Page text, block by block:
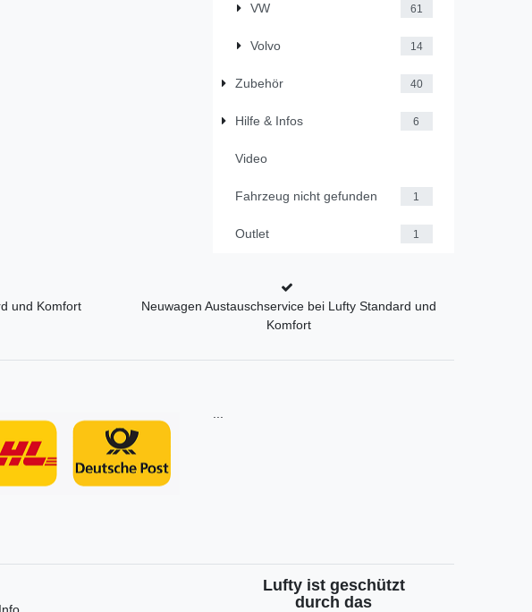
VW 61
Volvo 14
Zubehör 40
Hilfe & Infos 6
Video
Fahrzeug nicht gefunden 1
Outlet 1
und Komfort
Neuwagen Austauschservice bei Lufty Standard und
Komfort
Lufty ist geschützt
durch das